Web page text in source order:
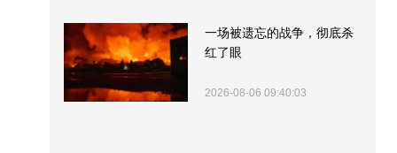
一场被遗忘的战争，彻底杀
红了眼
2026-08-06 09:40:03